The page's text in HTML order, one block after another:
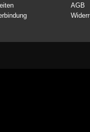
AGB